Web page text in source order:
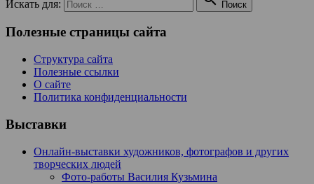
Искать для: Поиск
Полезные страницы сайта
Структура сайта
Полезные ссылки
О сайте
Политика конфиденциальности
Выставки
Онлайн-выставки художников, фотографов и других
творческих людей
Фото-работы Василия Кузьмина